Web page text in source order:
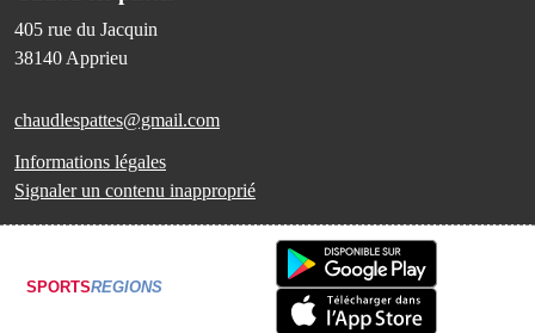
405 rue du Jacquin
38140Apprieu
chaudlespattes@gmail.com
Informations légales
Signaler un contenu inapproprié
SPORTSREGIONS